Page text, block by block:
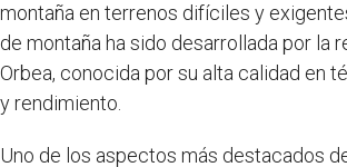
montaña en terrenos difíciles y
de montaña ha sido desarrollada por la
Orbea, conocida por su alta calidad en
y rendimiento.
Uno de los aspectos más destacados